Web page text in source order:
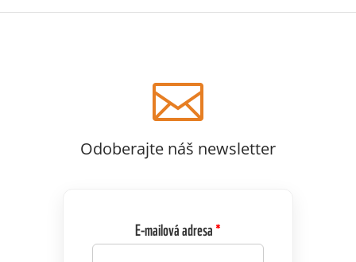

Odoberajte náš newsletter
E-mailová adresa